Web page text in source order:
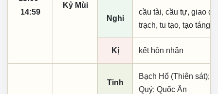
14:59
Kỷ Mùi
Nghi
cầu tài, cầu tự, giao
trạch, tu tạo, tạo táng,
Kị kết hôn nhân
Tinh
Bạch Hổ (Thiên sát);
Quỷ; Quốc Ấn